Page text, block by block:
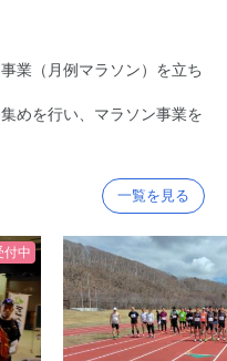
業（月例マラソン）を立ち
めを行い、マラソン事業を
一覧を見る
付中